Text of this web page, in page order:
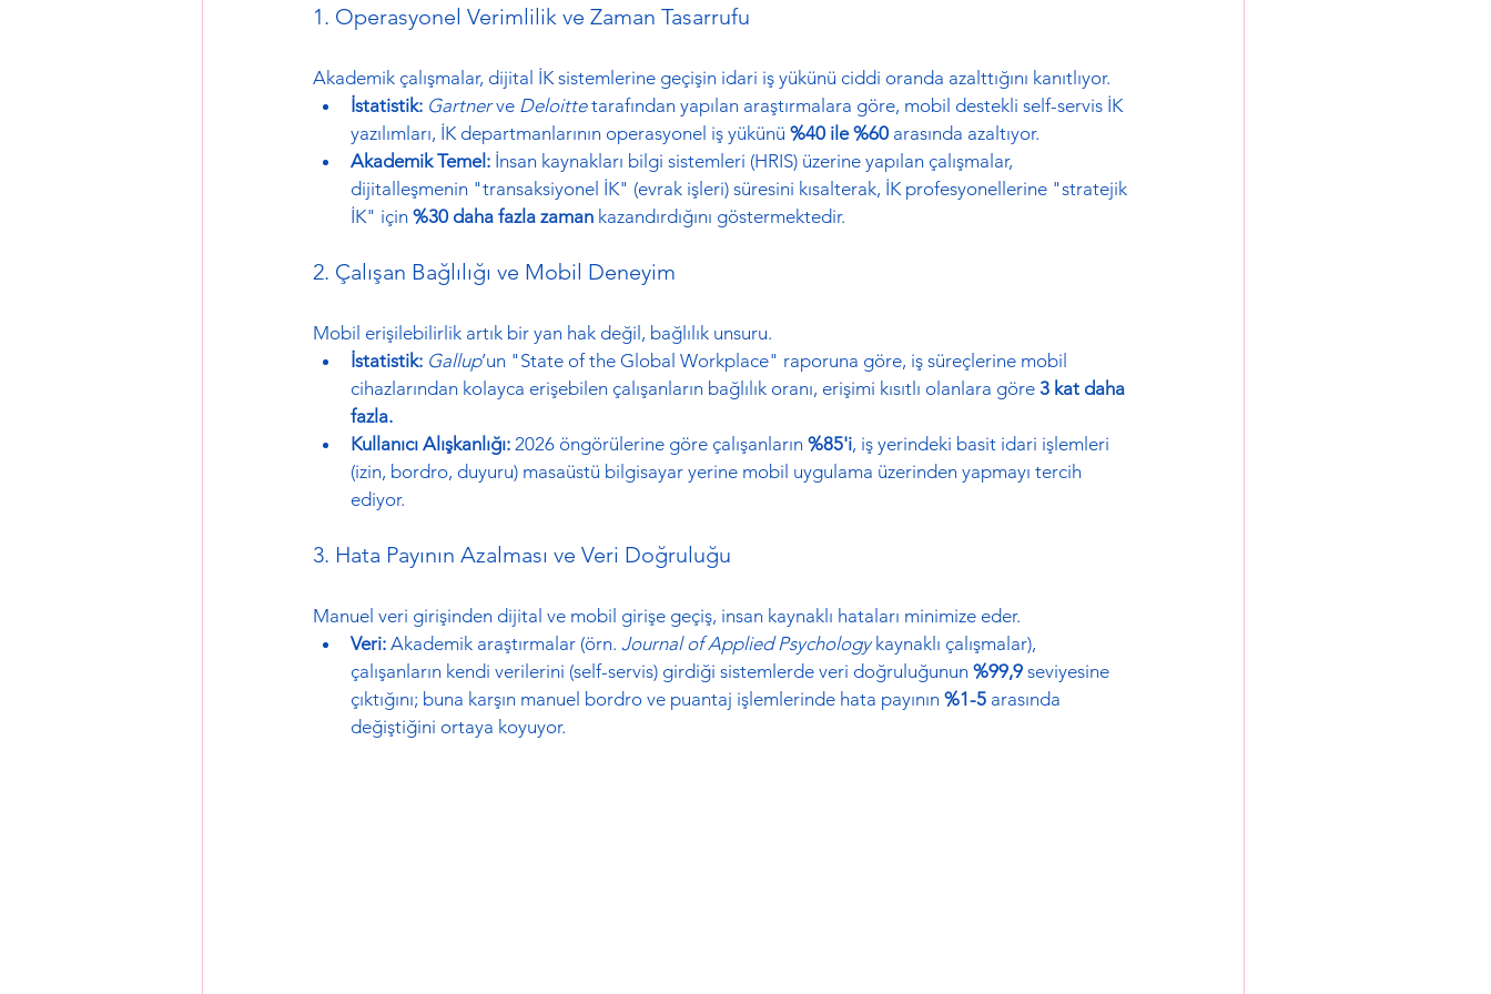
1. Operasyonel Verimlilik ve Zaman Tasarrufu
Akademik çalışmalar, dijital İK sistemlerine geçişin idari iş yükünü ciddi oranda azalttığını kanıtlıyor.
İstatistik: Gartner ve Deloitte tarafından yapılan araştırmalara göre, mobil destekli self-servis İK
yazılımları, İK departmanlarının operasyonel iş yükünü %40 ile %60 arasında azaltıyor.
Akademik Temel: İnsan kaynakları bilgi sistemleri (HRIS) üzerine yapılan çalışmalar,
dijitalleşmenin "transaksiyonel İK" (evrak işleri) süresini kısalterak, İK profesyonellerine "stratejik
İK" için %30 daha fazla zaman kazandırdığını göstermektedir.
2. Çalışan Bağlılığı ve Mobil Deneyim
Mobil erişilebilirlik artık bir yan hak değil, bağlılık unsuru.
İstatistik: Gallup’un "State of the Global Workplace" raporuna göre, iş süreçlerine mobil
cihazlarından kolayca erişebilen çalışanların bağlılık oranı, erişimi kısıtlı olanlara göre 3 kat daha
fazla.
Kullanıcı Alışkanlığı: 2026 öngörülerine göre çalışanların %85'i, iş yerindeki basit idari işlemleri
(izin, bordro, duyuru) masaüstü bilgisayar yerine mobil uygulama üzerinden yapmayı tercih
ediyor.
3. Hata Payının Azalması ve Veri Doğruluğu
Manuel veri girişinden dijital ve mobil girişe geçiş, insan kaynaklı hataları minimize eder.
Veri: Akademik araştırmalar (örn. Journal of Applied Psychology kaynaklı çalışmalar),
çalışanların kendi verilerini (self-servis) girdiği sistemlerde veri doğruluğunun %99,9 seviyesine
çıktığını; buna karşın manuel bordro ve puantaj işlemlerinde hata payının %1-5 arasında
değiştiğini ortaya koyuyor.